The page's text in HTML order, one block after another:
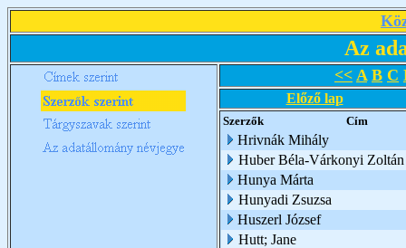
Az
<< A B C
Előző lap
Szerzők Cím
Hrivnák Mihály
Huber Béla-Várkonyi Zoltán
Hunya Márta
Hunyadi Zsuzsa
Huszerl József
Hutt; Jane